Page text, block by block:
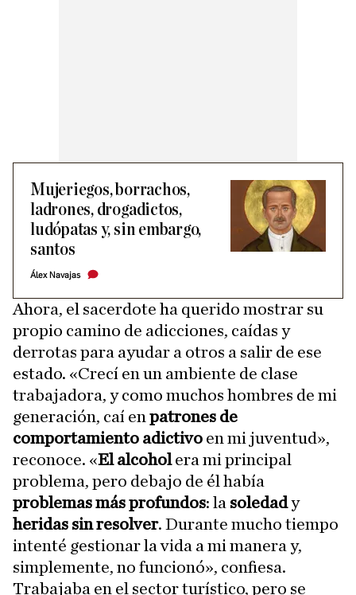
Mujeriegos, borrachos,
ladrones, drogadictos,
ludópatas y, sin embargo,
santos
Álex Navajas
Ahora, el sacerdote ha querido mostrar su
propio camino de adicciones, caídas y
derrotas para ayudar a otros a salir de ese
estado. «Crecí en un ambiente de clase
trabajadora, y como muchos hombres de mi
generación, caí en patrones de
comportamiento adictivo en mi juventud»,
reconoce. «El alcoholera mi principal
problema, pero debajo de él había
problemas más profundos: la soledady
heridas sin resolver. Durante mucho tiempo
intenté gestionar la vida a mi manera y,
simplemente, no funcionó», confiesa.
Trabajaba en el sector turístico, pero se